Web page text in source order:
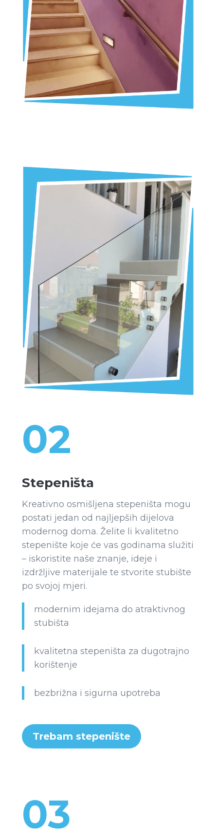
02
Stepeništa
Kreativno osmišljena stepeništa mogu
postati jedan od najljepših dijelova
modernog doma. Želite li kvalitetno
stepenište koje će vas godinama služiti
– iskoristite naše znanje, ideje i
izdržljive materijale te stvorite stubište
po svojoj mjeri.
modernim idejama do atraktivnog
stubišta
kvalitetna stepeništa za dugotrajno
korištenje
bezbrižna i sigurna upotreba
Trebam stepenište
03